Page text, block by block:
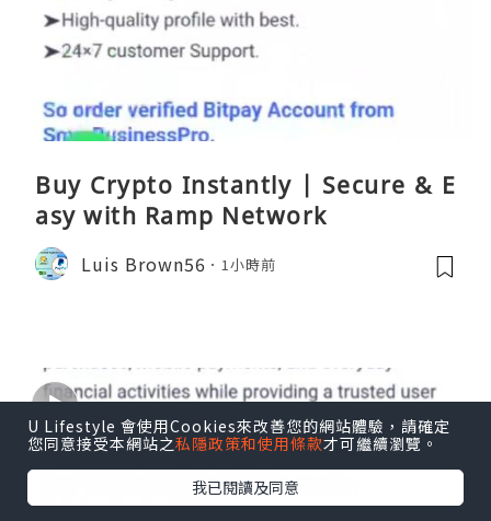
Buy Crypto Instantly | Secure & E
asy with Ramp Network
Luis Brown56 1小時前
U Lifestyle 會使用Cookies來改善您的網站體驗，請確定
您同意接受本網站之私隱政策和使用條款才可繼續瀏覽。
我已閱讀及同意